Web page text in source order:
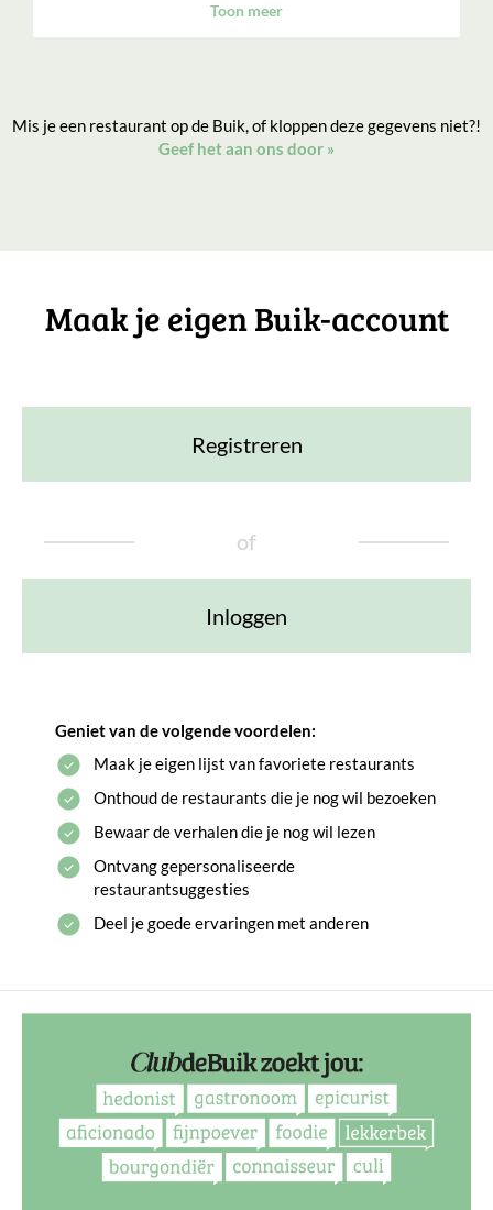
Toon meer
Mis je een restaurant op de Buik, of kloppen deze gegevens niet?!
Geef het aan ons door »
Maak je eigen Buik-account
Registreren
of
Inloggen
Geniet van de volgende voordelen:
Maak je eigen lijst van favoriete restaurants
Onthoud de restaurants die je nog wil bezoeken
Bewaar de verhalen die je nog wil lezen
Ontvang gepersonaliseerde
restaurantsuggesties
Deel je goede ervaringen met anderen